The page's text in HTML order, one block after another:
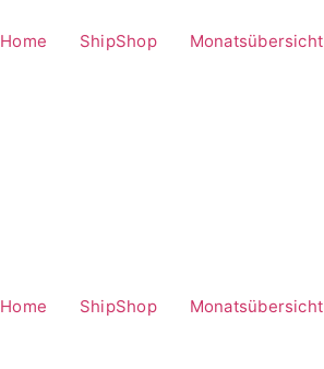
Home ShipShop Monatsübersicht
Home ShipShop Monatsübersicht